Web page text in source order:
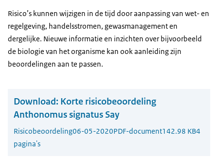
Risico’s kunnen wijzigen in de tijd door aanpassing van wet- en
regelgeving, handelsstromen, gewasmanagement en
dergelijke. Nieuwe informatie en inzichten over bijvoorbeeld
de biologie van het organisme kan ook aanleiding zijn
beoordelingen aan te passen.
Download: Korte risicobeoordeling
Anthonomus signatus Say
Risicobeoordeling06-05-2020PDF-document142.98 KB4
pagina's